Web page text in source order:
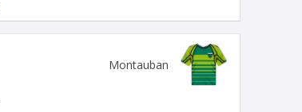
Montauban